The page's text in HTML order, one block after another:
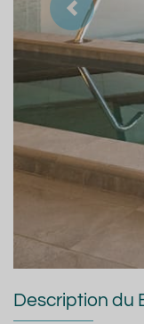
Précedent
Description du